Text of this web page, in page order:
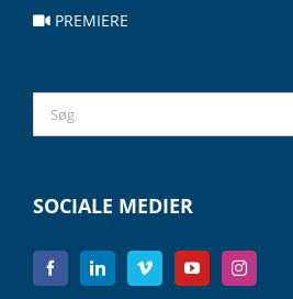
PREMIERE
Search
for:
SOCIALE MEDIER